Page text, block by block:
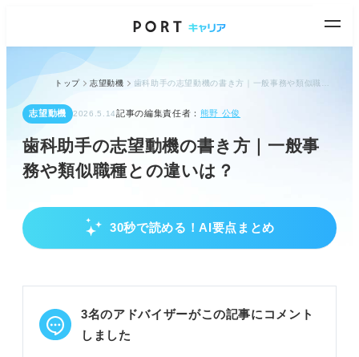
トップ 志望動機
志望動機 2026.5.14記事の編集責任者： 熊野 公俊
歯科助手の志望動機の書き方｜一般事
務や類似職種との違いは？
30秒で読める！AI要点まとめ
歯科助手の仕事内容と一般事務との違い
POINT：歯科助手は事務処理に加え、院内オペレー
ションを担う重要な役割です。
3名のアドバイザーがこの記事にコメント
しました